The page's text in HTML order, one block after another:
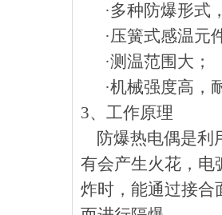
·多种防爆形式
·压簧式感温元件
·测温范围大；
·机械强度高，
3、 工作原理
防爆热电偶是利用
有会产生火花，
炸时，能通过接